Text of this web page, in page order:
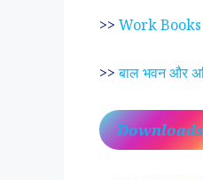
>> Work Books
>>बाल भवन और
Downloads